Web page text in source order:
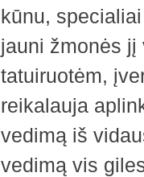
kūnu,
jauni žmonės jį
tatuiruotėm,
reikalauja
vedimą iš
vedimą vis